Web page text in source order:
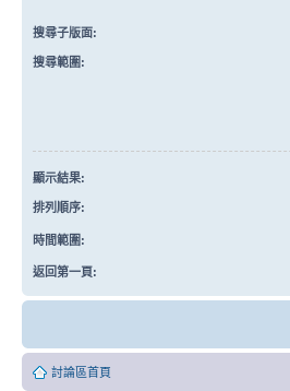
搜尋子版面:
搜尋範圍:
顯示結果:
排列順序:
時間範圍:
返回第一頁:
討論區首頁